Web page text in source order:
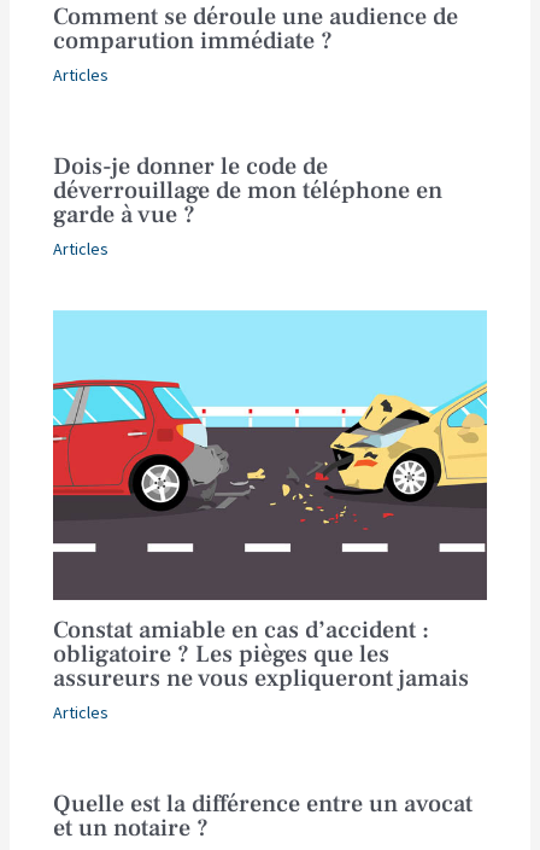
Comment se déroule une audience de
comparution immédiate ?
Articles
Dois-je donner le code de
déverrouillage de mon téléphone en
garde à vue ?
Articles
Constat amiable en cas d’accident :
obligatoire ? Les pièges que les
assureurs ne vous expliqueront jamais
Articles
Quelle est la différence entre un avocat
et un notaire ?